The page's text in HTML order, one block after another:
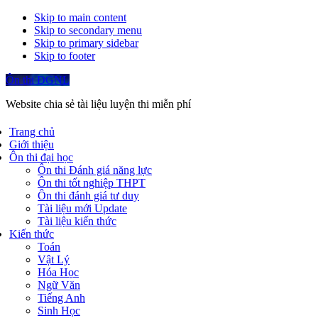
Skip to main content
Skip to secondary menu
Skip to primary sidebar
Skip to footer
Ôn thi ĐGNL
Website chia sẻ tài liệu luyện thi miễn phí
Trang chủ
Giới thiệu
Ôn thi đại học
Ôn thi Đánh giá năng lực
Ôn thi tốt nghiệp THPT
Ôn thi đánh giá tư duy
Tài liệu mới Update
Tài liệu kiến thức
Kiến thức
Toán
Vật Lý
Hóa Học
Ngữ Văn
Tiếng Anh
Sinh Học